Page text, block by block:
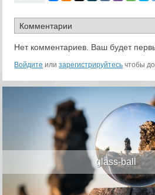
Нет комментариев. Ваш будет
Войдите илизарегистрируйтесь чтобы
glass-ball